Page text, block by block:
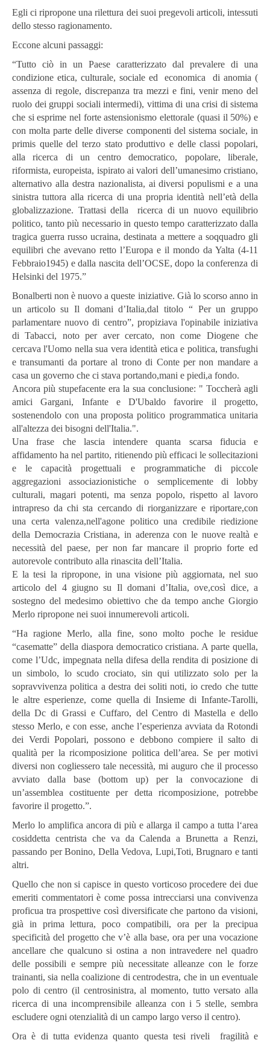
Egli ci ripropone una rilettura dei suoi pregevoli articoli, intessuti
dello stesso ragionamento.
Eccone alcuni passaggi:
“Tutto ciò in un Paese caratterizzato dal prevalere di una
condizione etica, culturale, sociale ed economica di anomia (
assenza di regole, discrepanza tra mezzi e fini, venir meno del
ruolo dei gruppi sociali intermedi), vittima di una crisi di sistema
che si esprime nel forte astensionismo elettorale (quasi il 50%) e
con molta parte delle diverse componenti del sistema sociale, in
primis quelle del terzo stato produttivo e delle classi popolari,
alla ricerca di un centro democratico, popolare, liberale,
riformista, europeista, ispirato ai valori dell’umanesimo cristiano,
alternativo alla destra nazionalista, ai diversi populismi e a una
sinistra tuttora alla ricerca di una propria identità nell’età della
globalizzazione. Trattasi della ricerca di un nuovo equilibrio
politico, tanto più necessario in questo tempo caratterizzato dalla
tragica guerra russo ucraina, destinata a mettere a soqquadro gli
equilibri che avevano retto l’Europa e il mondo da Yalta (4-11
Febbraio1945) e dalla nascita dell’OCSE, dopo la conferenza di
Helsinki del 1975.”
Bonalberti non è nuovo a queste iniziative. Già lo scorso anno in
un articolo su Il domani d’Italia,dal titolo “ Per un gruppo
parlamentare nuovo di centro”, propiziava l'opinabile iniziativa
di Tabacci, noto per aver cercato, non come Diogene che
cercava l'Uomo nella sua vera identità etica e politica, transfughi
e transumanti da portare al trono di Conte per non mandare a
casa un governo che ci stava portando,mani e piedi,a fondo.
Ancora più stupefacente era la sua conclusione: " Toccherà agli
amici Gargani, Infante e D'Ubaldo favorire il progetto,
sostenendolo con una proposta politico programmatica unitaria
all'altezza dei bisogni dell'Italia.".
Una frase che lascia intendere quanta scarsa fiducia e
affidamento ha nel partito, ritienendo più efficaci le sollecitazioni
e le capacità progettuali e programmatiche di piccole
aggregazioni associazionistiche o semplicemente di lobby
culturali, magari potenti, ma senza popolo, rispetto al lavoro
intrapreso da chi sta cercando di riorganizzare e riportare,con
una certa valenza,nell'agone politico una credibile riedizione
della Democrazia Cristiana, in aderenza con le nuove realtà e
necessità del paese, per non far mancare il proprio forte ed
autorevole contributo alla rinascita dell’Italia.
E la tesi la ripropone, in una visione più aggiornata, nel suo
articolo del 4 giugno su Il domani d’Italia, ove,così dice, a
sostegno del medesimo obiettivo che da tempo anche Giorgio
Merlo ripropone nei suoi innumerevoli articoli.
“Ha ragione Merlo, alla fine, sono molto poche le residue
“casematte” della diaspora democratico cristiana. A parte quella,
come l’Udc, impegnata nella difesa della rendita di posizione di
un simbolo, lo scudo crociato, sin qui utilizzato solo per la
sopravvivenza politica a destra dei soliti noti, io credo che tutte
le altre esperienze, come quella di Insieme di Infante-Tarolli,
della Dc di Grassi e Cuffaro, del Centro di Mastella e dello
stesso Merlo, e con esse, anche l’esperienza avviata da Rotondi
dei Verdi Popolari, possono e debbono compiere il salto di
qualità per la ricomposizione politica dell’area. Se per motivi
diversi non cogliessero tale necessità, mi auguro che il processo
avviato dalla base (bottom up) per la convocazione di
un’assemblea costituente per detta ricomposizione, potrebbe
favorire il progetto.”.
Merlo lo amplifica ancora di più e allarga il campo a tutta l‘area
cosiddetta centrista che va da Calenda a Brunetta a Renzi,
passando per Bonino, Della Vedova, Lupi,Toti, Brugnaro e tanti
altri.
Quello che non si capisce in questo vorticoso procedere dei due
emeriti commentatori è come possa intrecciarsi una convivenza
proficua tra prospettive così diversificate che partono da visioni,
già in prima lettura, poco compatibili, ora per la precipua
specificità del progetto che v’è alla base, ora per una vocazione
ancellare che qualcuno si ostina a non intravedere nel quadro
delle possibili e sempre più necessitate alleanze con le forze
trainanti, sia nella coalizione di centrodestra, che in un eventuale
polo di centro (il centrosinistra, al momento, tutto versato alla
ricerca di una incomprensibile alleanza con i 5 stelle, sembra
escludere ogni otenzialità di un campo largo verso il centro).
Ora è di tutta evidenza quanto questa tesi riveli fragilità e